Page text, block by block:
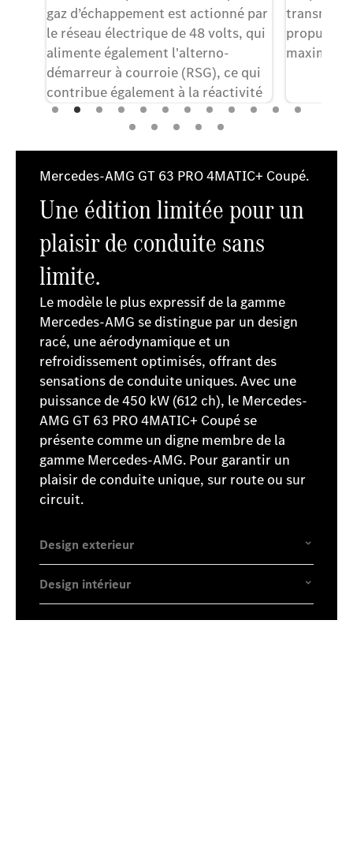
gaz d’échappement est actionné par
le réseau électrique de 48 volts, qui
alimente également l'alterno-
démarreur à courroie (RSG), ce qui
contribue également à la réactivité
de l'unité."
maximum
Mercedes-AMG GT 63 PRO 4MATIC+ Coupé.
Une édition limitée pour un
plaisir de conduite sans
limite.
Le modèle le plus expressif de la gamme
Mercedes-AMG se distingue par un design
racé, une aérodynamique et un
refroidissement optimisés, offrant des
sensations de conduite uniques. Avec une
puissance de 450 kW (612 ch), le Mercedes-
AMG GT 63 PRO 4MATIC+ Coupé se
présente comme un digne membre de la
gamme Mercedes-AMG. Pour garantir un
plaisir de conduite unique, sur route ou sur
circuit.
Design exterieur
Design intérieur